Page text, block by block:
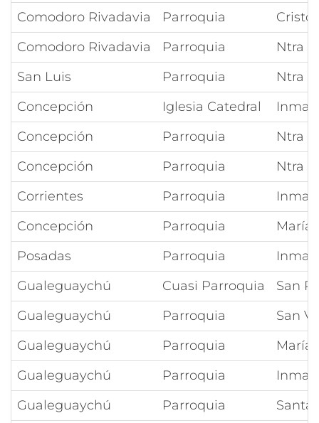
Comodoro Rivadavia
Parroquia
Cristo
Comodoro Rivadavia
Parroquia
Ntra
San Luis
Parroquia
Ntra
Concepción
Iglesia Catedral
Concepción
Parroquia
Ntra
Concepción
Parroquia
Ntra
Corrientes
Parroquia
Concepción
Parroquia
María
Posadas
Parroquia
Gualeguaychú
Cuasi Parroquia
San
Gualeguaychú
Parroquia
San
Gualeguaychú
Parroquia
María
Gualeguaychú
Parroquia
Gualeguaychú
Parroquia Santa